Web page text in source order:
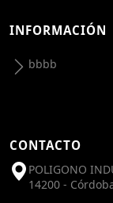
INFORMACIÓN
bbbb
CONTACTO
POLIGONO
14200 -